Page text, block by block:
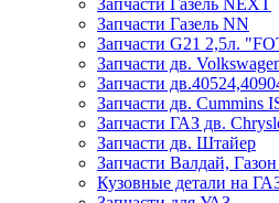
Запчасти Газель NEXT
Запчасти Газель NN
Запчасти G21 2,5л.
Запчасти дв.
Запчасти
Запчасти дв. Cummins
Запчасти ГАЗ дв.
Запчасти дв. Штайер
Запчасти Валдай,
Кузовные детали на